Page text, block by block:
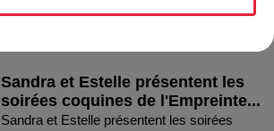
Sandra et Estelle présentent les
soirées coquines de l'Empreinte...
Sandra et Estelle présentent les soirées